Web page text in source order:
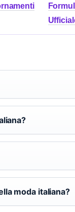
moda italiana?